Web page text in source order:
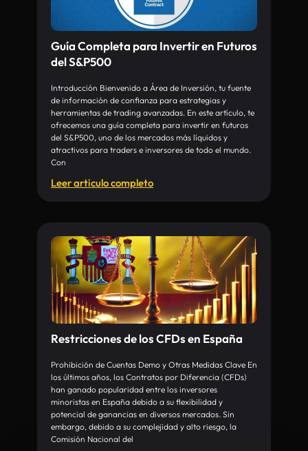
Guía Completa para Invertir en Futuros
del S&P500
Introducción Bienvenido a Área de Inversión, tu fuente
de información de confianza para estrategias y
herramientas de trading avanzadas. En este artículo, te
ofrecemos una guía completa para invertir en futuros
del S&P500, uno de los mercados más líquidos y
atractivos para traders e inversores de todo el mundo.
Con
Leer articulo completo
Restricciones de los CFDs en España
Prohibición de Cuentas Demo y Otras Medidas Clave En
los últimos años, los Contratos por Diferencia (CFDs)
han ganado popularidad entre los inversores
minoristas en España debido a su flexibilidad y
potencial de ganancias en diversos mercados. Sin
embargo, debido a su complejidad y alto riesgo, la
Comisión Nacional del